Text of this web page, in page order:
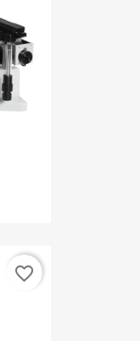
favorite_border